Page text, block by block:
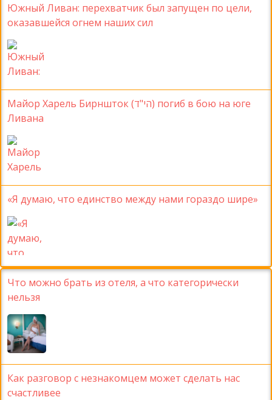
Южный Ливан: перехватчик был запущен по цели,
оказавшейся огнем наших сил
Майор Харель Бирншток (הי"ד) погиб в бою на юге
Ливана
«Я думаю, что единство между нами гораздо шире»
Что можно брать из отеля, а что категорически
нельзя
Как разговор с незнакомцем может сделать нас
счастливее